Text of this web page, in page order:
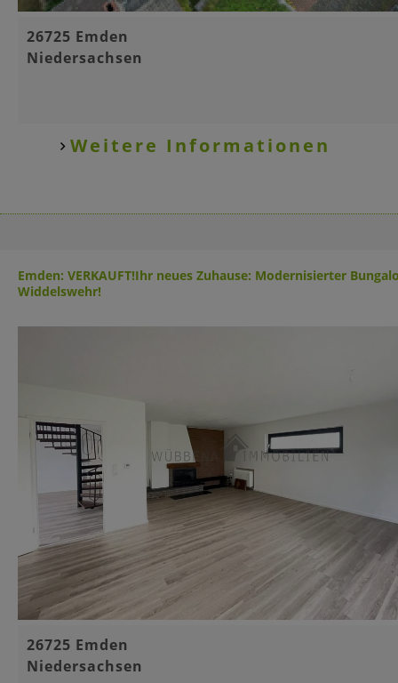
26725 Emden
Niedersachsen
Weitere Informationen
Emden: VERKAUFT!Ihr neues Zuhause: Modernisierter
Widdelswehr!
Basisinformationen
26725 Emden
Niedersachsen